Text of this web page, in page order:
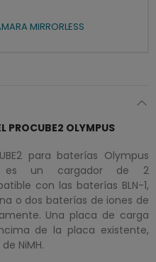
MIRRORLESS
PROCUBE2 OLYMPUS
para baterías Olympus
es un cargador de 2
con las baterías BLN-1,
o dos baterías de iones de
Una placa de carga
de la placa existente,
NiMH.